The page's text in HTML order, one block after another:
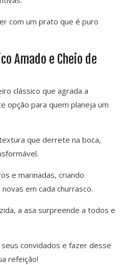
com um prato que é puro
Amado e Cheio de
clássico que agrada a
opção para quem planeja um
que derrete na boca,
e marinadas, criando
em cada churrasco.
a asa surpreende a todos e
convidados e fazer desse
refeição!